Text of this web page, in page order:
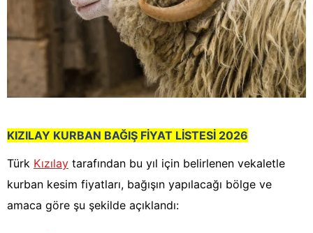
KIZILAY KURBAN BAĞIŞ FİYAT LİSTESİ 2026
Türk Kızılay tarafından bu yıl için belirlenen vekaletle
kurban kesim fiyatları, bağışın yapılacağı bölge ve
amaca göre şu şekilde açıklandı: